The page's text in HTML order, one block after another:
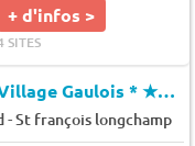
+ d'infos >
SITES
Gaulois *★★★
-St françois longchamp